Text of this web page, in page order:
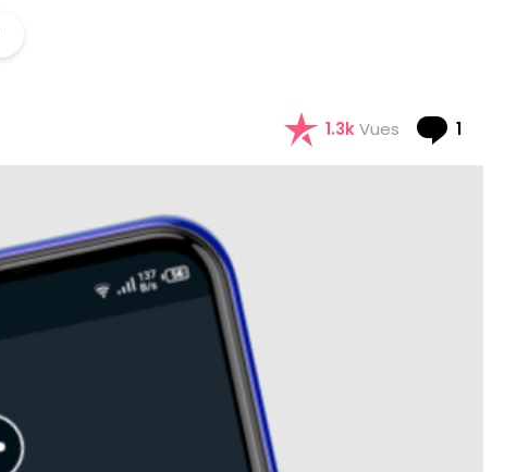
1.3kVues 1